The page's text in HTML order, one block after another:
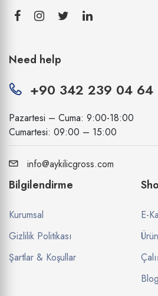
Need help
+90 342 239 04 64
Pazartesi – Cuma: 9:00-18:00
Cumartesi: 09:00 – 15:00
info@aykilicgross.com
Bilgilendirme
Kurumsal
Gizlilik Politikası
Şartlar & Koşullar
E-
Blog